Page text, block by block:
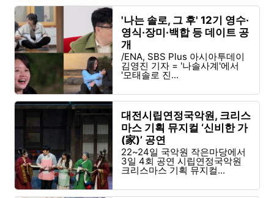
'나는 솔로, 그 후' 12기 영수·
영식·장미·백합 등 데이트 공
개
/ENA, SBS Plus 아시아투데이
김영진 기자 = '나솔사계'에서
'모태솔로 진...
대전시립연정국악원, 크리스
마스 기획 뮤지컬 ‘신비한 가
(家)’ 공연
22~24일 국악원 작은마당에서
3일 4회 공연 시립연정국악원
크리스마스 기획 뮤지컬...